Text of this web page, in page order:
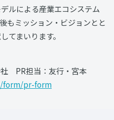
ルによる産業エコシステム
もミッション・ビジョンとと
てまいります。
社 PR担当：友行・宮本
form/pr-form